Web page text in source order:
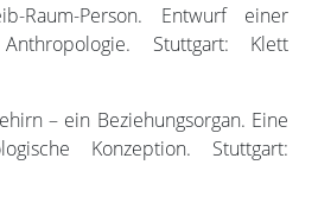
Raum-Person. Entwurf einer
Anthropologie. Stuttgart: Klett
– ein Beziehungsorgan. Eine
Konzeption. Stuttgart: